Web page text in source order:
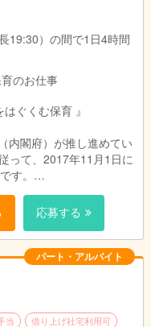
19:30）の間で1日4時間
週4日～5日勤務のシフ
さい！
のお仕事
ぐくむ保育 』
内閣府）が推し進めてい
って、2017年11月1日に
す。
向き合った保育ができる
とができ、子ども達、ひ
を尊重して、個性を大
ク、おむつ交換、送迎
応募する
パート・アルバイト
当
借り上げ社宅利用可